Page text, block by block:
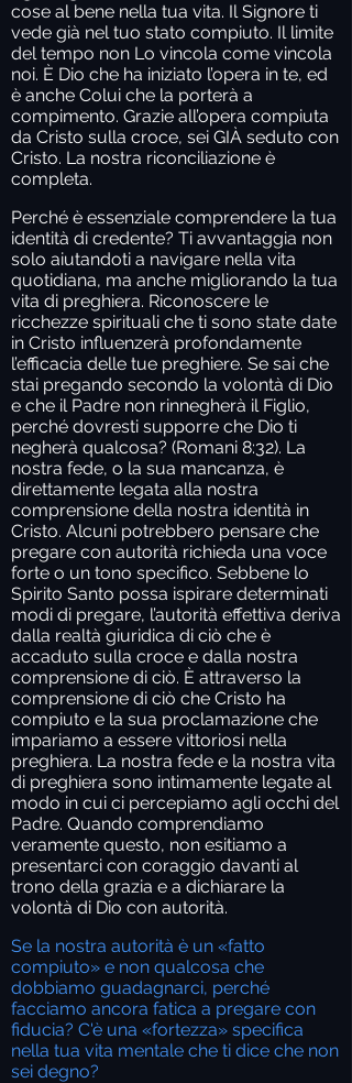
cose al bene nella tua vita. Il Signore ti
vede già nel tuo stato compiuto. Il limite
del tempo non Lo vincola come vincola
noi. È Dio che ha iniziato l’opera in te, ed
è anche Colui che la porterà a
compimento. Grazie all’opera compiuta
da Cristo sulla croce, sei GIÀ seduto con
Cristo. La nostra riconciliazione è
completa.
Perché è essenziale comprendere la tua
identità di credente? Ti avvantaggia non
solo aiutandoti a navigare nella vita
quotidiana, ma anche migliorando la tua
vita di preghiera. Riconoscere le
ricchezze spirituali che ti sono state date
in Cristo influenzerà profondamente
l’efficacia delle tue preghiere. Se sai che
stai pregando secondo la volontà di Dio
e che il Padre non rinnegherà il Figlio,
perché dovresti supporre che Dio ti
negherà qualcosa? (Romani 8:32). La
nostra fede, o la sua mancanza, è
direttamente legata alla nostra
comprensione della nostra identità in
Cristo. Alcuni potrebbero pensare che
pregare con autorità richieda una voce
forte o un tono specifico. Sebbene lo
Spirito Santo possa ispirare determinati
modi di pregare, l’autorità effettiva deriva
dalla realtà giuridica di ciò che è
accaduto sulla croce e dalla nostra
comprensione di ciò. È attraverso la
comprensione di ciò che Cristo ha
compiuto e la sua proclamazione che
impariamo a essere vittoriosi nella
preghiera. La nostra fede e la nostra vita
di preghiera sono intimamente legate al
modo in cui ci percepiamo agli occhi del
Padre. Quando comprendiamo
veramente questo, non esitiamo a
presentarci con coraggio davanti al
trono della grazia e a dichiarare la
volontà di Dio con autorità.
Se la nostra autorità è un «fatto
compiuto» e non qualcosa che
dobbiamo guadagnarci, perché
facciamo ancora fatica a pregare con
fiducia? C'è una «fortezza» specifica
nella tua vita mentale che ti dice che non
sei degno?